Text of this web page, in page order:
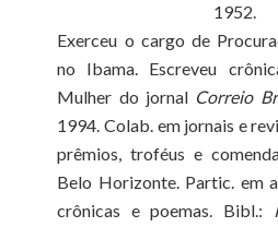
1952.
Exerceu o cargo de
no Ibama. Escreveu
Mulher do jornal Correio
1994. Colab. em jornais e
prêmios, troféus e
Belo Horizonte. Partic. em
crônicas e poemas. Bibl.: